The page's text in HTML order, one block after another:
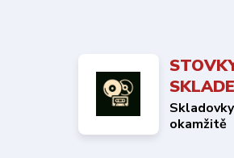
okamžitě